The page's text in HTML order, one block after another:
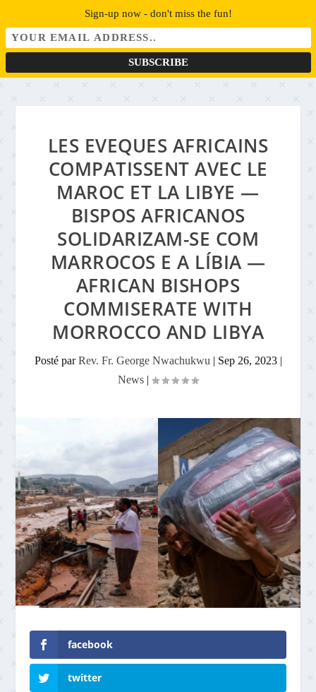
LES EVEQUES AFRICAINS
COMPATISSENT AVEC LE
MAROC ET LA LIBYE —
BISPOS AFRICANOS
SOLIDARIZAM-SE COM
MARROCOS E A LÍBIA —
AFRICAN BISHOPS
COMMISERATE WITH
MORROCCO AND LIBYA
Posté parRev. Fr. George Nwachukwu | Sep 26, 2023|
News |
facebook
twitter
Sign-up now - don't miss the fun!